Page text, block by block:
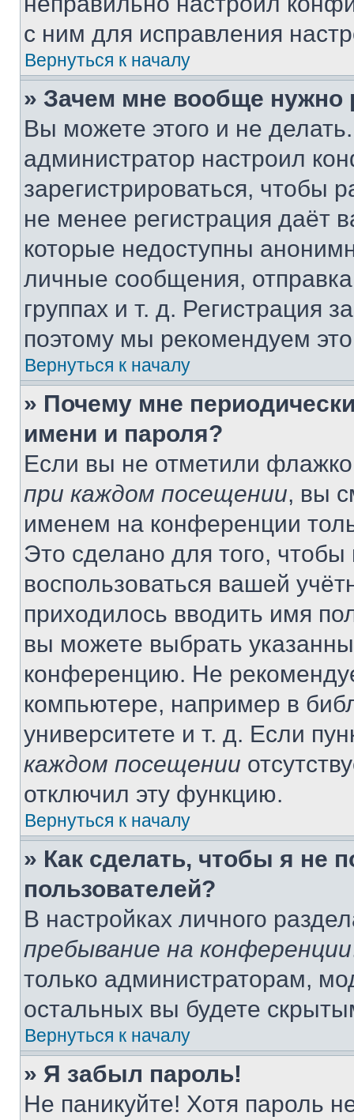
с ним для исправления
Вернуться к началу
» Зачем мне вообще нужно
Вы можете этого и не
администратор настроил
зарегистрироваться, чтобы
не менее регистрация даёт
которые недоступны
личные сообщения,
группах и т. д. Регистрация
поэтому мы рекомендуем
Вернуться к началу
» Почему мне
имени и пароля?
Если вы не отметили
при каждом посещении, вы
именем на конференции
Это сделано для того, чтобы
воспользоваться вашей
приходилось вводить имя
вы можете выбрать
конференцию. Не
компьютере, например в
университете и т. д. Если
каждом посещении
отключил эту функцию.
Вернуться к началу
» Как сделать, чтобы я не
пользователей?
В настройках личного
пребывание на конференции
только администраторам,
остальных вы будете
Вернуться к началу
» Я забыл пароль!
Не паникуйте! Хотя пароль